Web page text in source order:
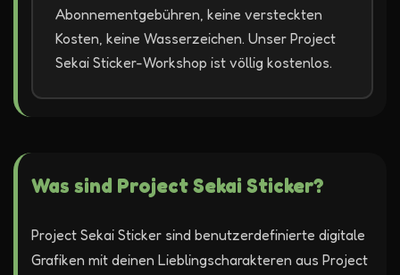
Abonnementgebühren, keine versteckten
Kosten, keine Wasserzeichen. Unser Project
Sekai Sticker-Workshop ist völlig kostenlos.
Was sind Project Sekai Sticker?
Project Sekai Sticker sind benutzerdefinierte digitale
Grafiken mit deinen Lieblingscharakteren aus Project